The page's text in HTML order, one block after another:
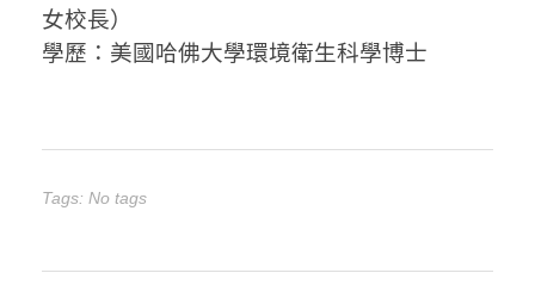
女校長）
學歷：美國哈佛大學環境衛生科學博士
Tags: No tags